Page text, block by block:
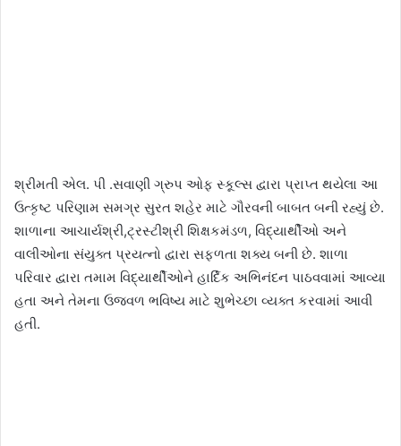
શ્રીમતી એલ. પી .સવાણી ગ્રુપ ઓફ સ્કૂલ્સ દ્વારા પ્રાપ્ત થયેલા આ
ઉત્કૃષ્ટ પરિણામ સમગ્ર સુરત શહેર માટે ગૌરવની બાબત બની રહ્યું છે.
શાળાના આચાર્યશ્રી,ટ્રસ્ટીશ્રી શિક્ષકમંડળ, વિદ્યાર્થીઓ અને
વાલીઓના સંયુક્ત પ્રયત્નો દ્વારા સફળતા શક્ય બની છે. શાળા
પરિવાર દ્વારા તમામ વિદ્યાર્થીઓને હાર્દિક અભિનંદન પાઠવવામાં આવ્યા
હતા અને તેમના ઉજવળ ભવિષ્ય માટે શુભેચ્છા વ્યક્ત કરવામાં આવી
હતી.